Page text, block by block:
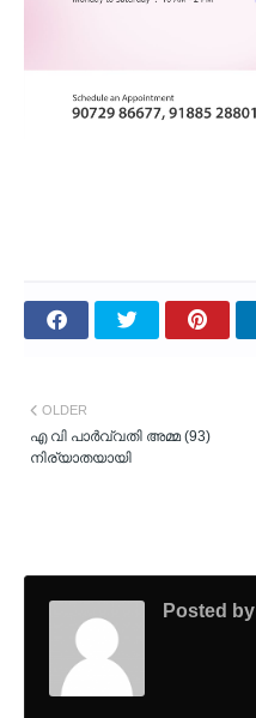
OLDER
എ വി പാർവ്വതി അമ്മ (93)
നിര്യാതയായി
Posted by